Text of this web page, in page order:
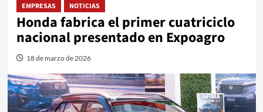
EMPRESAS NOTICIAS
Honda fabrica el primer cuatriciclo
nacional presentado en Expoagro
18 de marzo de 2026